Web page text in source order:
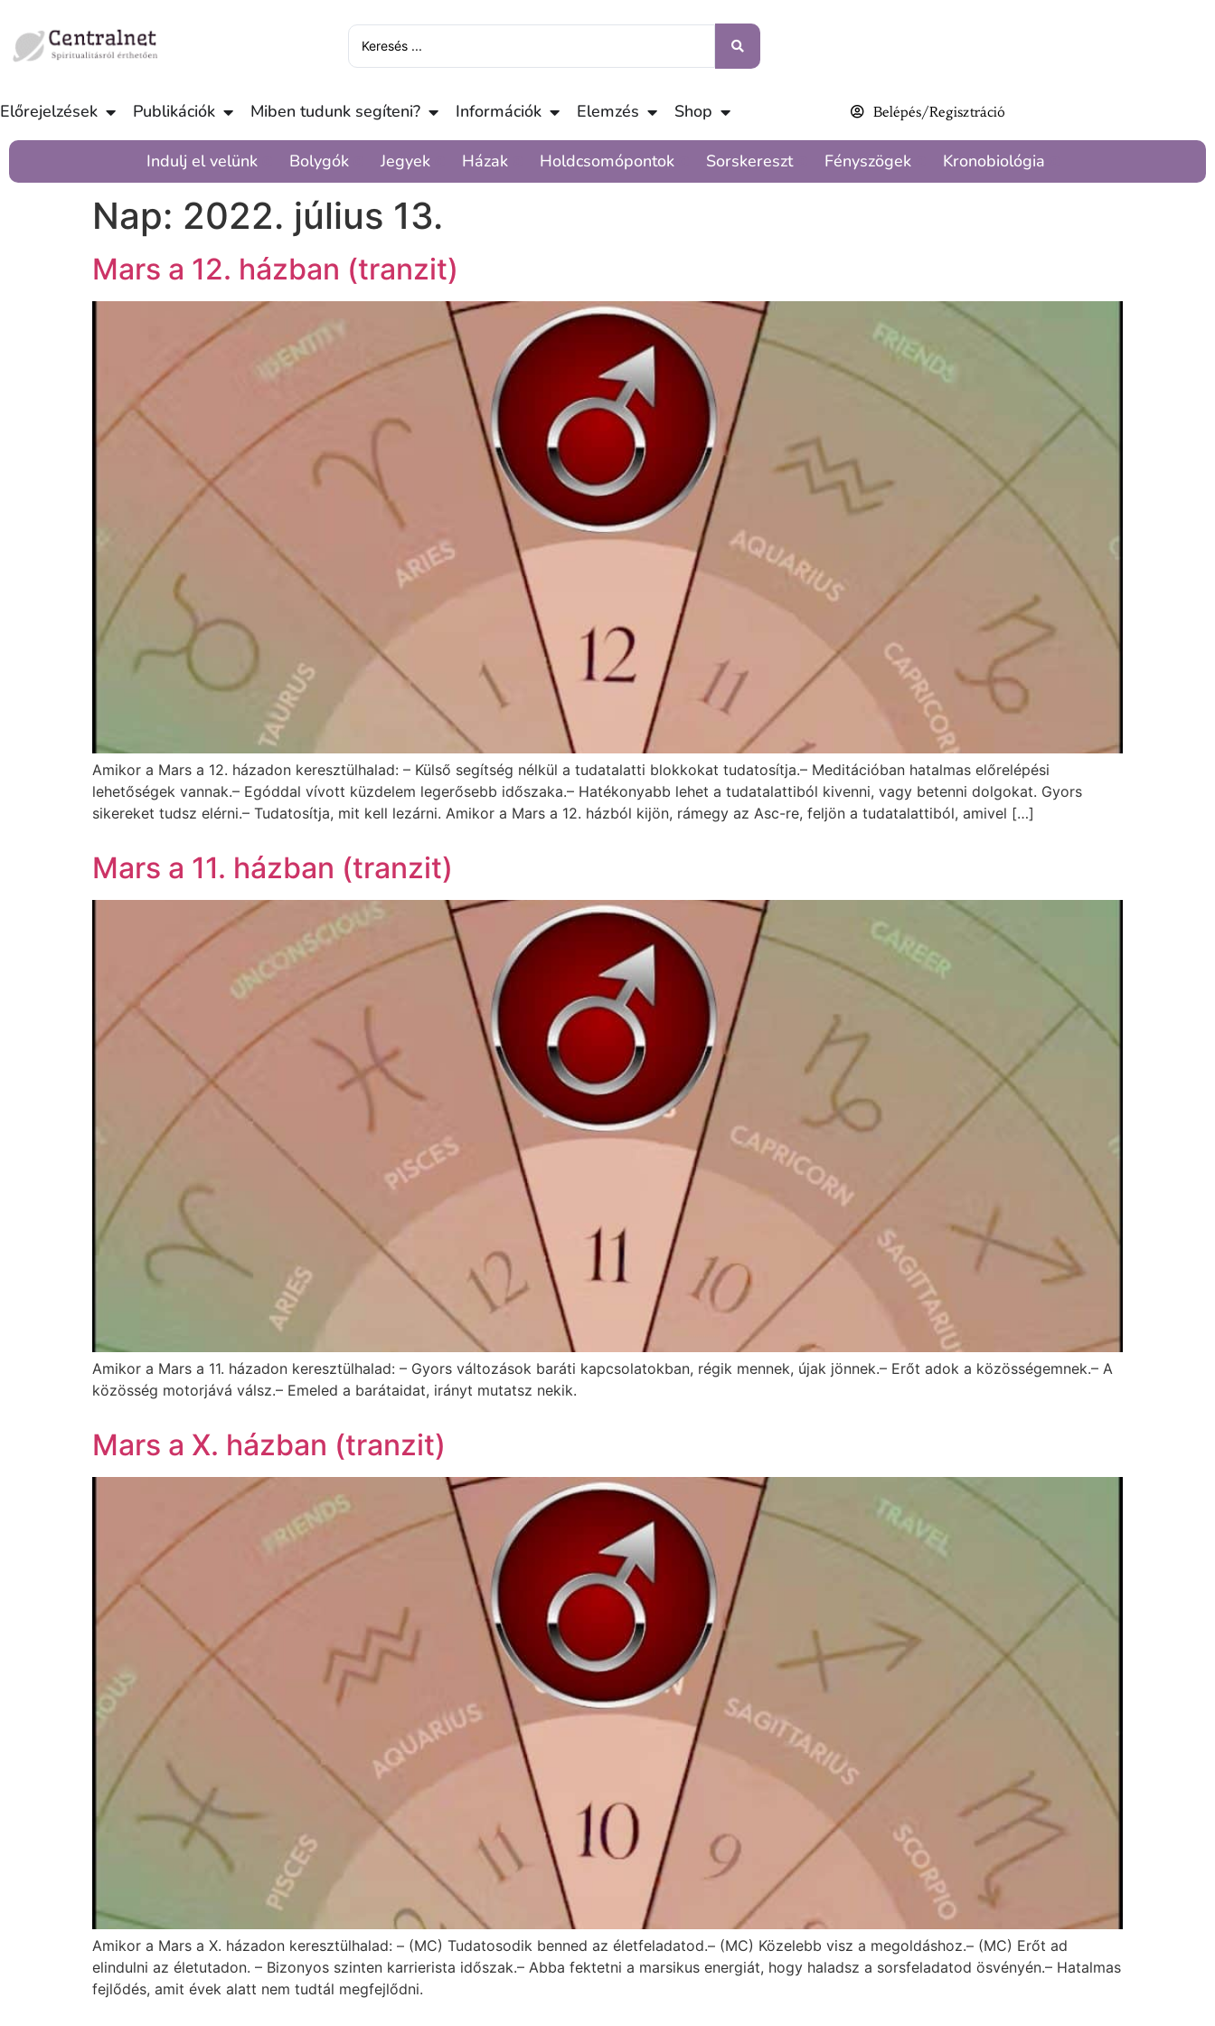
Előrejelzések Publikációk Miben tudunk segíteni? Információk Elemzés Shop Belépés/Regisztráció
Indulj el velünk Bolygók Jegyek Házak Holdcsomópontok Sorskereszt Fényszögek Kronobiológia
Nap: 2022. július 13.
Mars a 12. házban (tranzit)
Amikor a Mars a 12. házadon keresztülhalad: – Külső segítség nélkül a tudatalatti blokkokat tudatosítja.– Meditációban hatalmas előrelépési
lehetőségek vannak.– Egóddal vívott küzdelem legerősebb időszaka.– Hatékonyabb lehet a tudatalattiból kivenni, vagy betenni dolgokat. Gyors
sikereket tudsz elérni.– Tudatosítja, mit kell lezárni. Amikor a Mars a 12. házból kijön, rámegy az Asc-re, feljön a tudatalattiból, amivel […]
Mars a 11. házban (tranzit)
Amikor a Mars a 11. házadon keresztülhalad: – Gyors változások baráti kapcsolatokban, régik mennek, újak jönnek.– Erőt adok a közösségemnek.– A
közösség motorjává válsz.– Emeled a barátaidat, irányt mutatsz nekik.
Mars a X. házban (tranzit)
Amikor a Mars a X. házadon keresztülhalad: – (MC) Tudatosodik benned az életfeladatod.– (MC) Közelebb visz a megoldáshoz.– (MC) Erőt ad
elindulni az életutadon. – Bizonyos szinten karrierista időszak.– Abba fektetni a marsikus energiát, hogy haladsz a sorsfeladatod ösvényén.– Hatalmas
fejlődés, amit évek alatt nem tudtál megfejlődni.